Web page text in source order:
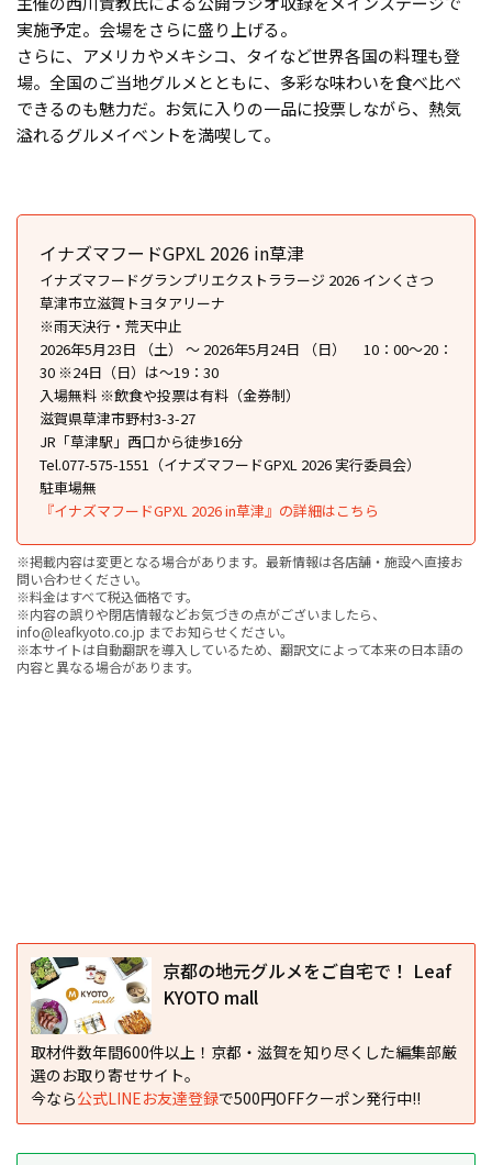
実施予定。会場をさらに盛り上げる。
さらに、アメリカやメキシコ、タイなど世界各国の料理も登
場。全国のご当地グルメとともに、多彩な味わいを食べ比べ
できるのも魅力だ。お気に入りの一品に投票しながら、熱気
溢れるグルメイベントを満喫して。
イナズマフードGPXL 2026 in草津
イナズマフードグランプリエクストララージ 2026 インくさつ
草津市立滋賀トヨタアリーナ
※雨天決行・荒天中止
2026年5月23日 （土） ～ 2026年5月24日 （日） 10：00〜20：
30 ※24日（日）は〜19：30
入場無料 ※飲食や投票は有料（金券制）
滋賀県草津市野村3-3-27
JR「草津駅」西口から徒歩16分
Tel.077-575-1551（イナズマフードGPXL 2026 実行委員会）
駐車場無
『イナズマフードGPXL 2026 in草津』の詳細はこちら
※掲載内容は変更となる場合があります。最新情報は各店舗・施設へ直接お
問い合わせください。
※料金はすべて税込価格です。
※内容の誤りや閉店情報などお気づきの点がございましたら、
info@leafkyoto.co.jp までお知らせください。
※本サイトは自動翻訳を導入しているため、翻訳文によって本来の日本語の
内容と異なる場合があります。
京都の地元グルメをご自宅で！ Leaf
KYOTO mall
取材件数年間600件以上！京都・滋賀を知り尽くした編集部厳
選のお取り寄せサイト。
今なら公式LINEお友達登録で500円OFFクーポン発行中!!